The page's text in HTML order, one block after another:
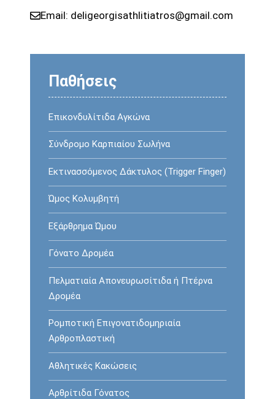
Email: deligeorgisathlitiatros@gmail.com
Παθήσεις
Επικονδυλίτιδα Αγκώνα
Σύνδρομο Καρπιαίου Σωλήνα
Εκτινασσόμενος Δάκτυλος (Trigger Finger)
Ώμος Κολυμβητή
Εξάρθρημα Ώμου
Γόνατο Δρομέα
Πελματιαία Απονευρωσίτιδα ή Πτέρνα
Δρομέα
Ρομποτική Επιγονατιδομηριαία
Αρθροπλαστική
Αθλητικές Κακώσεις
Αρθρίτιδα Γόνατος